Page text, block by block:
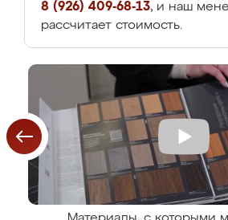
8 (926) 409-68-13, и наш
рассчитает стоимость.